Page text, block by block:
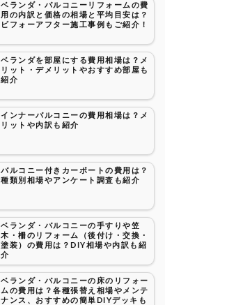
ベランダ・バルコニーリフォームの費
用の内訳と価格の相場と平均目安は？
ビフォーアフター施工事例もご紹介！
ベランダを部屋にする費用相場は？メ
リット・デメリットやおすすめ部屋も
紹介
インナーバルコニーの費用相場は？メ
リットや内訳も紹介
バルコニー付きカーポートの費用は？
種類別相場やアンケート調査も紹介
ベランダ・バルコニーの手すりや笠
木・柵のリフォーム（後付け・交換・
塗装）の費用は？DIY相場や内訳も紹
介
ベランダ・バルコニーの床のリフォー
ムの費用は？各種張替え相場やメンテ
ナンス、おすすめの簡単DIYデッキも